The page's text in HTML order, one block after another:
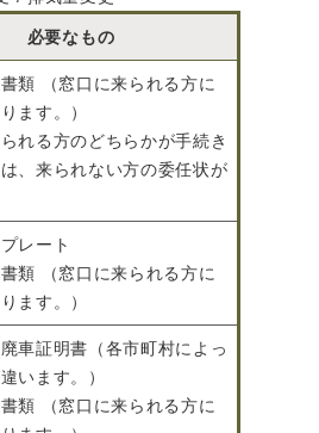
必要なもの
書類 （窓口に来られる方に
ます。）
れる方のどちらかが手続き
、来られない方の委任状が
レート
書類 （窓口に来られる方に
ます。）
廃車証明書（各市町村によっ
います。）
書類 （窓口に来られる方に